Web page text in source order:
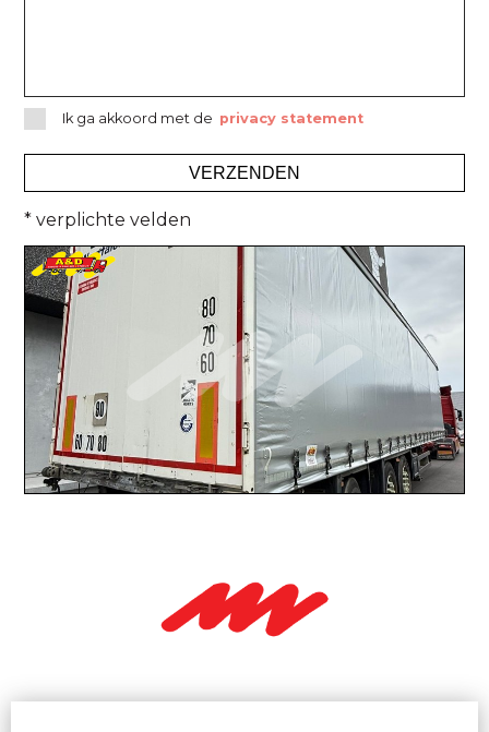
Ik ga akkoord met de privacy statement
* verplichte velden